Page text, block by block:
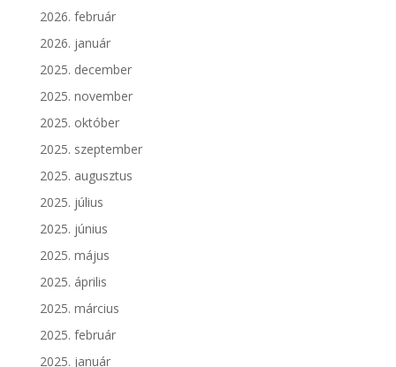
2026. február
2026. január
2025. december
2025. november
2025. október
2025. szeptember
2025. augusztus
2025. július
2025. június
2025. május
2025. április
2025. március
2025. február
2025. január